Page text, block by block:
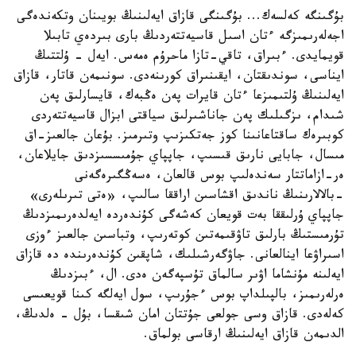
بۇگىنگە كەلسەك... بۇگىنگى قازاق ايەلىنىڭ بويىنان وتكەندەگى
اجەلەرىمىزگە ءتان اسىل قاسيەتتەردىڭ بارى بىردەي تابىلا
قويمايدى. ءبىراق، تاقي-تازا ماحرۇم ەمەس. ايەل - ۇلتتىڭ
ايناسى، سوندىقتان، ايقىنىراق كورىنەدى. سونىمەن قاتار، قازاق
ايەلىنىڭ ۇلتىمىزعا ءتان قايرات پەن ەڭبەك، قايسارلىق پەن
شىدام، ىزگىلىك پەن جاناشىرلىق سياقتى ابزال قاسيەتتەردى
كوبىرەك ساقتاعانىنا كوز جەتكىزىپ وتىرمىز. بۇعان جالعىز-اق
مىسال، جابايى نارىق قىسىپ، جاپپاي جۇمىسسىزدىق جايلاعان،
ەر-ازاماتتار سەندەلىپ بوس قالعان، ەسەڭگىرەگەنى
-بالالارىنىڭ ناندىق اقشاسىن اراققا سالىپ، «ەتى تىرىلەرى»
جاپپاي ۇرلىققا بەت قويعان كەشەگى كۇندەردە ايەلدەرىمىزدىڭ
تۇرمىستىڭ بارلىق تاۋقىمەتىن كوتەرىپ، وتباسىن جالعىز ءوزى
اسىراۋعا اينالعانى. جاۋگەرشىلىك، شاپقىن كۇندەرىندە دە قازاق
ايەلىنە مۇنشاما اۋىر سالماق تۇسپەگەن ەدى. ال، ءبىزدىڭ
ەرلەرىمىز، بالپىلداپ بوس ءجۇرىپ، سول ايەلگە كىنا قويعىسى
كەلەدى. قازاق وسى جولعى جۇتتان امان شىقسا، بۇل - ەلدىڭ،
الدىمەن قازاق ايەلىنىڭ ارقاسى بولماق.